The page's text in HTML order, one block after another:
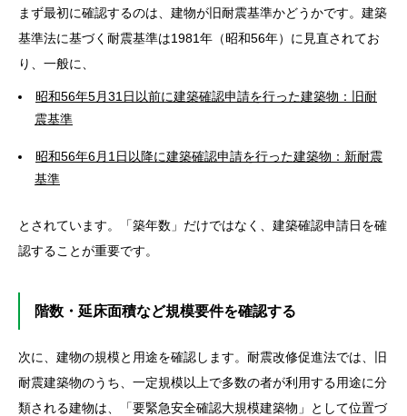
まず最初に確認するのは、建物が旧耐震基準かどうかです。建築
基準法に基づく耐震基準は1981年（昭和56年）に見直されてお
り、一般に、
昭和56年5月31日以前に建築確認申請を行った建築物：旧耐
震基準
昭和56年6月1日以降に建築確認申請を行った建築物：新耐震
基準
とされています。「築年数」だけではなく、建築確認申請日を確
認することが重要です。
階数・延床面積など規模要件を確認する
次に、建物の規模と用途を確認します。耐震改修促進法では、旧
耐震建築物のうち、一定規模以上で多数の者が利用する用途に分
類される建物は、「要緊急安全確認大規模建築物」として位置づ